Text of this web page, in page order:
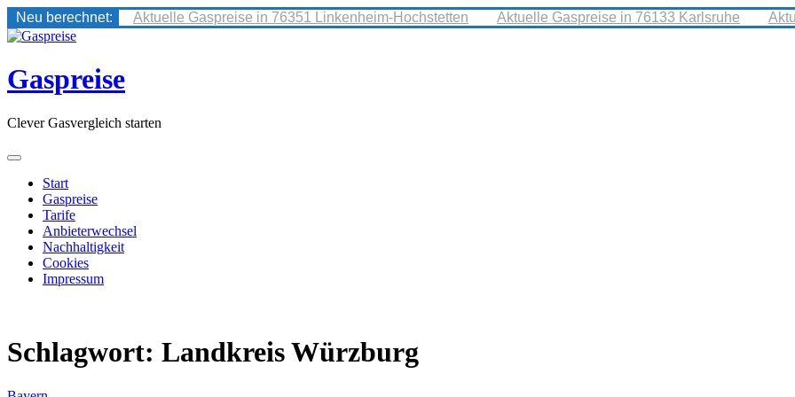
Neu berechnet: Aktuelle Gaspreise in 76351 Linkenheim-Hochstetten Aktuelle Gaspreise in 76133 Karlsruhe
Skip
content
Gaspreise
Clever Gasvergleich starten
Start
Gaspreise
Tarife
Anbieterwechsel
Nachhaltigkeit
Cookies
Impressum
Schlagwort: Landkreis Würzburg